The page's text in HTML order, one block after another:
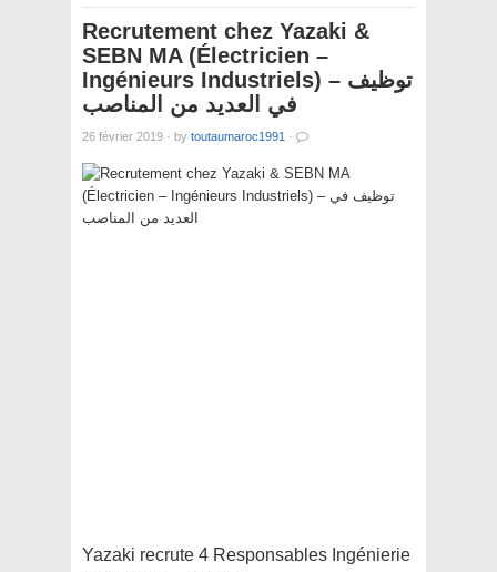
Recrutement chez Yazaki &
SEBN MA (Électricien –
Ingénieurs Industriels) – توظيف
في العديد من المناصب
26 février 2019 · by toutaumaroc1991 ·
Yazaki recrute 4 Responsables Ingénierie